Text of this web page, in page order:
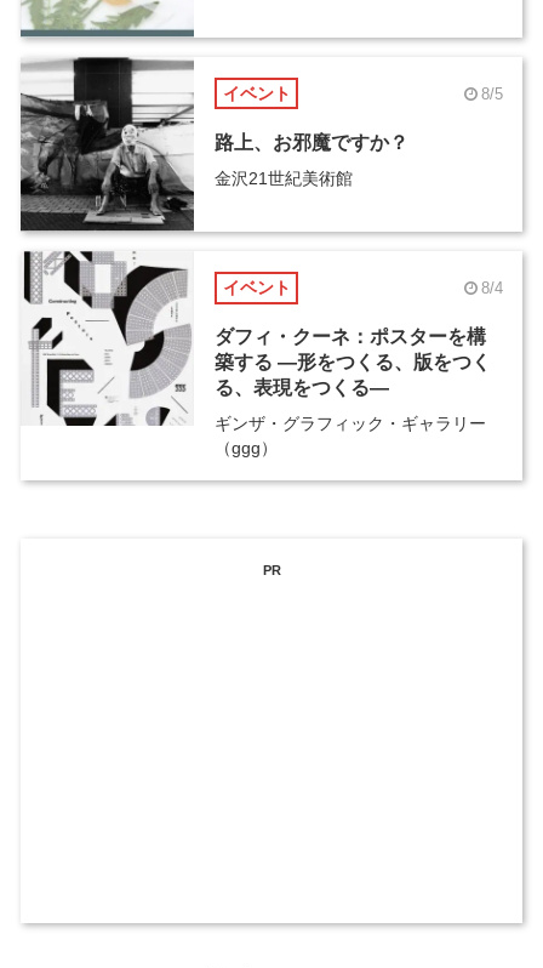
イベント 8/5
路上、お邪魔ですか？
金沢21世紀美術館
イベント 8/4
ダフィ・クーネ：ポスターを構
築する ―形をつくる、版をつく
る、表現をつくる―
ギンザ・グラフィック・ギャラリー
（ggg）
PR